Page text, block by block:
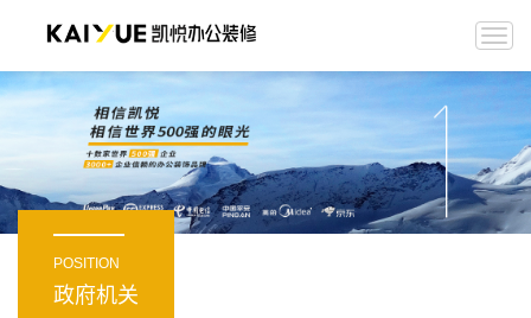
POSITION
政府机关